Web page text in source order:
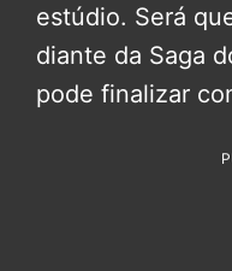
estúdio. Será
diante da Saga
pode finalizar